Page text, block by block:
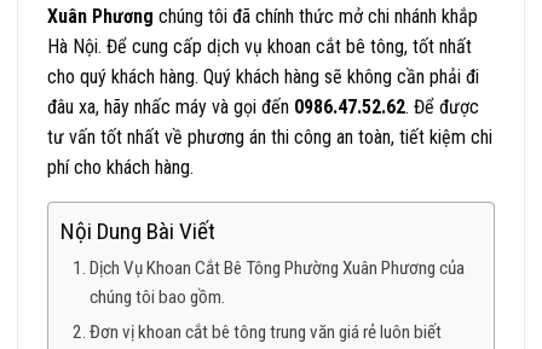
Xuân Phương chúng tôi đã chính thức mở chi nhánh khắp
Hà Nội. Để cung cấp dịch vụ khoan cắt bê tông, tốt nhất
cho quý khách hàng. Quý khách hàng sẽ không cần phải đi
đâu xa, hãy nhấc máy và gọi đến 0986.47.52.62. Để được
tư vấn tốt nhất về phương án thi công an toàn, tiết kiệm chi
phí cho khách hàng.
Nội Dung Bài Viết
Dịch Vụ Khoan Cắt Bê Tông Phường Xuân Phương của
chúng tôi bao gồm.
Đơn vị khoan cắt bê tông trung văn giá rẻ luôn biết